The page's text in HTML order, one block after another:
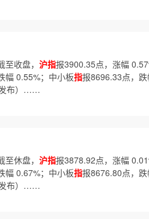
收盘， 沪指报3900.35点，涨幅
幅 0.55%；中小板指报8696.33点，
发布）……
休盘， 沪指报3878.92点，涨幅
幅 0.67%；中小板指报8676.80点，
发布）……